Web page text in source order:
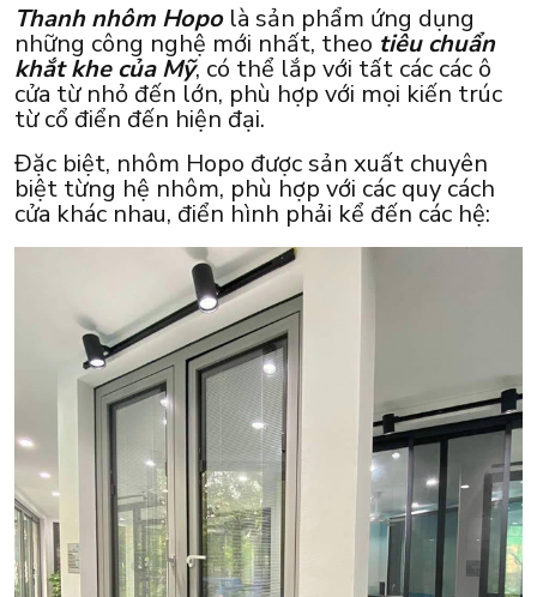
Thanh nhôm Hopo là sản phẩm ứng dụng
những công nghệ mới nhất, theo tiêu chuẩn
khắt khe của Mỹ, có thể lắp với tất các các ô
cửa từ nhỏ đến lớn, phù hợp với mọi kiến trúc
từ cổ điển đến hiện đại.
Đặc biệt, nhôm Hopo được sản xuất chuyên
biệt từng hệ nhôm, phù hợp với các quy cách
cửa khác nhau, điển hình phải kể đến các hệ: